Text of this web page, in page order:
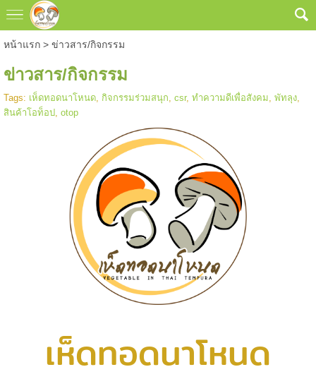
หน้าแรก> ข่าวสาร/กิจกรรม
ข่าวสาร/กิจกรรม
Tags: เห็ดทอดนาโหนด, กิจกรรมร่วมสนุก, csr, ทำความดีเพื่อสังคม, พัทลุง,
สินค้าโอท็อป, otop
เห็ดทอดนาโหนด